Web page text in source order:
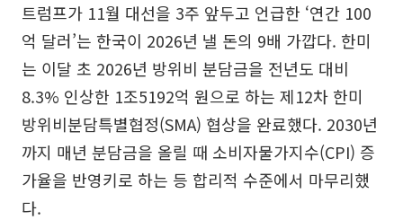
트럼프가 11월 대선을 3주 앞두고 언급한 ‘연간 100
억 달러’는 한국이 2026년 낼 돈의 9배 가깝다. 한미
는 이달 초 2026년 방위비 분담금을 전년도 대비
8.3% 인상한 1조5192억 원으로 하는 제12차 한미
방위비분담특별협정(SMA) 협상을 완료했다. 2030년
까지 매년 분담금을 올릴 때 소비자물가지수(CPI) 증
가율을 반영키로 하는 등 합리적 수준에서 마무리했
다.